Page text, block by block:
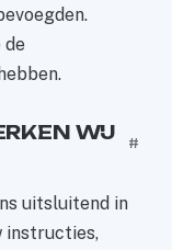
de
WIJ
#
uitsluitend in
instructies,